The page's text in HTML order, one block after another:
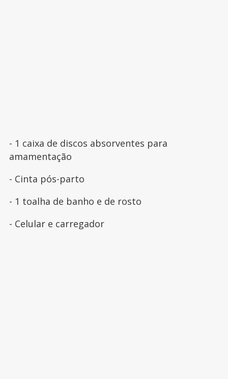
- 1 caixa de discos absorventes para
amamentação
- Cinta pós-parto
- 1 toalha de banho e de rosto
- Celular e carregador